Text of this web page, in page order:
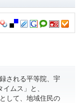
される平等院、宇
ムス」と、
して、地域住民の